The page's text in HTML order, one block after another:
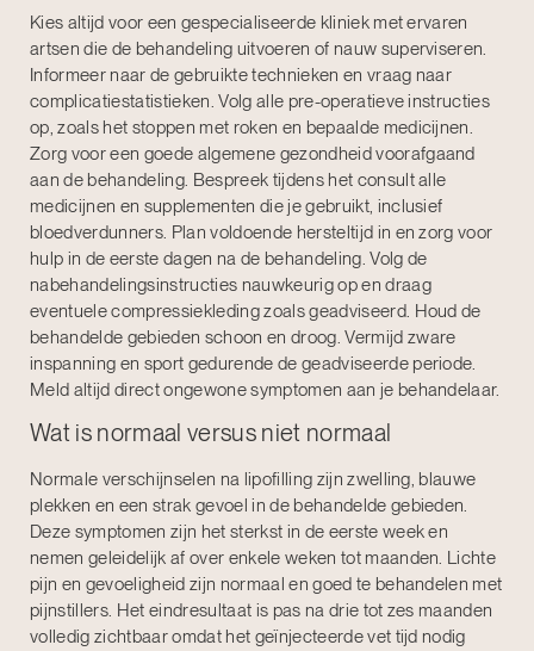
Kies altijd voor een gespecialiseerde kliniek met ervaren
artsen die de behandeling uitvoeren of nauw superviseren.
Informeer naar de gebruikte technieken en vraag naar
complicatiestatistieken. Volg alle pre-operatieve instructies
op, zoals het stoppen met roken en bepaalde medicijnen.
Zorg voor een goede algemene gezondheid voorafgaand
aan de behandeling. Bespreek tijdens het consult alle
medicijnen en supplementen die je gebruikt, inclusief
bloedverdunners. Plan voldoende hersteltijd in en zorg voor
hulp in de eerste dagen na de behandeling. Volg de
nabehandelingsinstructies nauwkeurig op en draag
eventuele compressiekleding zoals geadviseerd. Houd de
behandelde gebieden schoon en droog. Vermijd zware
inspanning en sport gedurende de geadviseerde periode.
Meld altijd direct ongewone symptomen aan je behandelaar.
Wat is normaal versus niet normaal
Normale verschijnselen na lipofilling zijn zwelling, blauwe
plekken en een strak gevoel in de behandelde gebieden.
Deze symptomen zijn het sterkst in de eerste week en
nemen geleidelijk af over enkele weken tot maanden. Lichte
pijn en gevoeligheid zijn normaal en goed te behandelen met
pijnstillers. Het eindresultaat is pas na drie tot zes maanden
volledig zichtbaar omdat het geïnjecteerde vet tijd nodig